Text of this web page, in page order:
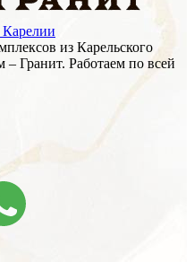
Карелии
из Карельского
– Гранит. Работаем по всей